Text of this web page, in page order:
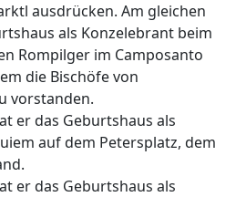
ausdrücken. Am gleichen
als Konzelebrant beim
Rompilger im Camposanto
die Bischöfe von
vorstanden.
er das Geburtshaus als
auf dem Petersplatz, dem
er das Geburtshaus als